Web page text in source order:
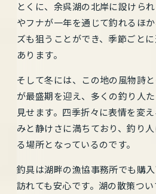
とくに、余呉湖の北岸に設けら
やフナが一年を通じて釣れるほ
ズも狙うことができ、季節ごと
あります。
そして冬には、この地の風物詩
が最盛期を迎え、多くの釣り人
見せます。四季折々に表情を変
みと静けさに満ちており、釣り
る場所となっているのです。
釣具は湖畔の漁協事務所でも購
訪れても安心です。湖の散策つ